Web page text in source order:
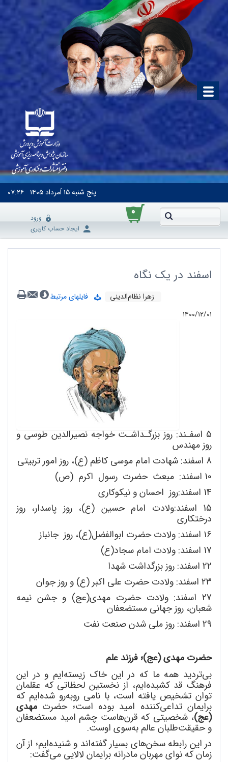
پنج شنبه۱۵ اَمرداد ۱۴۰۵ ۰۷:۲۶
۰
ورود
ایجاد حساب کاربری
اسفند در یک نگاه
زهرا نظام‌الدینی
فایلهای مرتبط
۱۴۰۰/۱۲/۰۱
۵ اسفـند: روز بزرگـداشـت خواجه نصیرالدین طوسی و
روز مهندس
8 اسفند: شهادت امام موسی کاظم (ع)، روز امور تربیتی
1٠ اسفند: مبعث حضرت رسول اکرم (ص)
14 اسفند:روز احسان و نیکوکاری
1۵ اسفند:ولادت امام حسین (ع)، روز پاسدار
، روز
درختکاری
١۶ اسفند: ولادت حضرت ابوالفضل
(ع)، روز جانباز
17 اسفند: ولادت امام سجاد(ع)
22 اسفند: روز بزرگداشت شهدا
٢3 اسفند: ولادت حضرت علی
اکبر (ع) و روز جوان
27 اسفند: ولادت حضرت مهدی(عج) و جشن نیمه
شعبان، روز جهانی مستضعفان
29 اسفند: روز ملی
شدن صنعت نفت
حضرت مهدی (عج)؛ فرزند علم
بیتردید همه ما که در این خاک زیستهایم و در این
فرهنگ قد کشیدهایم، از نخستین لحظاتی که عقلمان
توان تشخیص یافته است، با نامی روبهرو شدهایم که
برایمان تداعیکننده امید بوده است؛ حضرت مهدی
(عج)، شخصیتی که قرنهاست چشم امید مستضعفان
و حقیقتطلبان عالم بهسوی اوست.
در این رابطه سخنهای بسیار گفتهاند و شنیدهایم؛ از آن
زمان که نوای مهربان مادرانه برایمان لالایی میگفت: